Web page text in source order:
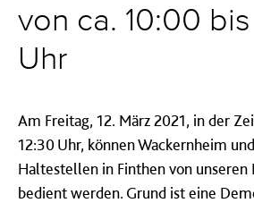
von ca. 10:00 bis
Uhr
Am Freitag, 12. März 2021, in der
12:30 Uhr, können Wackernheim
Haltestellen in Finthen von unseren
bedient werden. Grund ist eine